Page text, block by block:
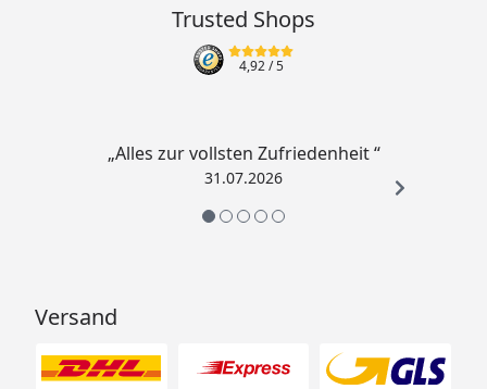
Trusted Shops
4,92/ 5
„Alles zur vollsten Zufriedenheit “
31.07.2026
Versand